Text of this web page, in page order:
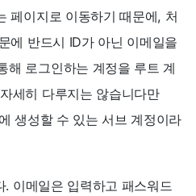
페이지로 이동하기 때문에, 처
에 반드시 ID가 아닌 이메일을
해 로그인하는 계정을 루트 계
세히 다루지는 않습니다만
생성할 수 있는 서브 계정이라
. 이메일은 입력하고 패스워드